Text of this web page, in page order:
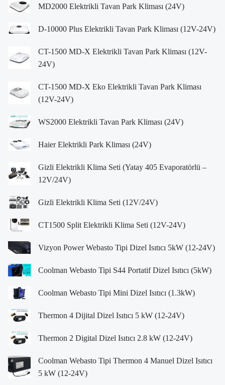
MD2000 Elektrikli Tavan Park Kliması (24V)
D-10000 Plus Elektrikli Tavan Park Kliması (12V-24V)
CT-1500 MD-X Elektrikli Tavan Park Kliması (12V-
24V)
CT-1500 MD-X Eko Elektrikli Tavan Park Kliması
(12V-24V)
WS2000 Elektrikli Tavan Park Kliması (24V)
Haier Elektrikli Park Kliması (24V)
Gizli Elektrikli Klima Seti (Yatay 405 Evaporatörlü –
12V/24V)
Gizli Elektrikli Klima Seti (12V/24V)
CT1500 Split Elektrikli Klima Seti (12V-24V)
Vizyon Power Webasto Tipi Dizel Isıtıcı 5kW (12-24V)
Coolman Webasto Tipi S44 Portatif Dizel Isıtıcı (5kW)
Coolman Webasto Tipi Mini Dizel Isıtıcı (1.3kW)
Thermon 4 Dijital Dizel Isıtıcı 5 kW (12-24V)
Thermon 2 Digital Dizel Isıtıcı 2.8 kW (12-24V)
Coolman Webasto Tipi Thermon 4 Manuel Dizel Isıtıcı
5 kW (12-24V)